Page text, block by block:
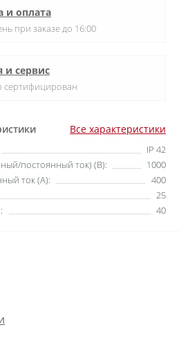
Все характеристики
IP 42
постоянный ток) (В):
1000
ток (А):
400
25
40
и оплата
при заказе до 16:00
и сервис
сертифицирован